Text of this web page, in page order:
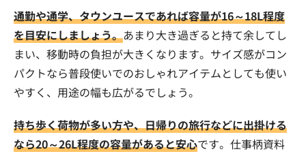
通勤や通学、タウンユースであれば容量が16～18L程度
を目安にしましょう。あまり大き過ぎると持て余してし
まい、移動時の負担が大きくなります。サイズ感がコン
パクトなら普段使いでのおしゃれアイテムとしても使い
やすく、用途の幅も広がるでしょう。
持ち歩く荷物が多い方や、日帰りの旅行などに出掛ける
なら20～26L程度の容量があると安心です。仕事柄資料